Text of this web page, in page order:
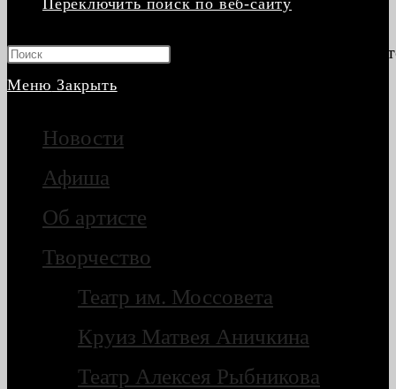
Переключить поиск по веб-сайту
Нажмите клавишу Escape,
Меню Закрыть
Новости
Афиша
Об артисте
Творчество
Театр им. Моссовета
Круиз Матвея Аничкина
Театр Алексея Рыбникова